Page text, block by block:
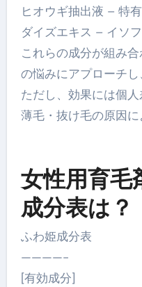
ヒオウギ抽出液 – 特
ダイズエキス – イソ
これらの成分が組み
の悩みにアプローチし
ただし、効果には個
薄毛・抜け毛の原因に
女性用育毛
成分表は？
ふわ姫成分表
————-
[有効成分]